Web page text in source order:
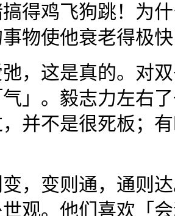
得鸡飞狗跳！为
物使他衰老得极
这是真的。对双
」。毅志力左右
并不是很死板；
变则通，通则达
观。他们喜欢「